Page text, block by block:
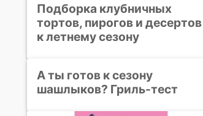
Подборка клубничных
тортов, пирогов и десертов
к летнему сезону
А ты готов к сезону
шашлыков? Гриль-тест